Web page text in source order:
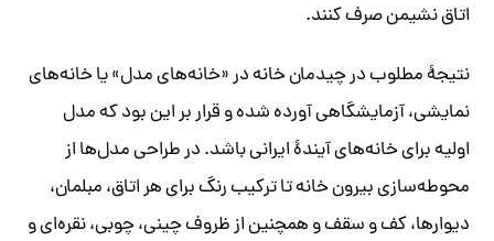
اتاق نشیمن صرف کنند.
نتیجۀ مطلوب در چیدمان خانه در «خانه‌های مدل» یا خانه‌های
نمایشی، آزمایشگاهی آورده شده و قرار بر این بود که مدل
اولیه برای خانه‌های آیندۀ ایرانی باشد. در طراحی مدل‌ها از
محوطه‌‌سازی بیرون خانه تا ترکیب رنگ برای هر اتاق، مبلمان،
دیوارها، کف و سقف و همچنین از ظروف چینی، چوبی، نقره‌ای و